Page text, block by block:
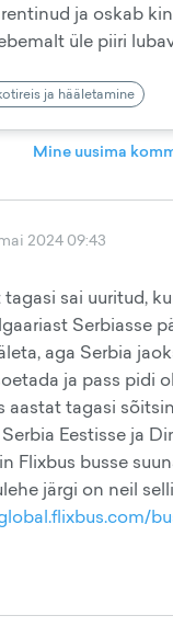
ja oskab
üle piiri
ja hääletamine
Mine uusima
2024 09:43
sai uuritud,
Serbiasse
aga Serbia
ja pass pidi
aastat tagasi
Eestisse ja
Flixbus busse
järgi on neil